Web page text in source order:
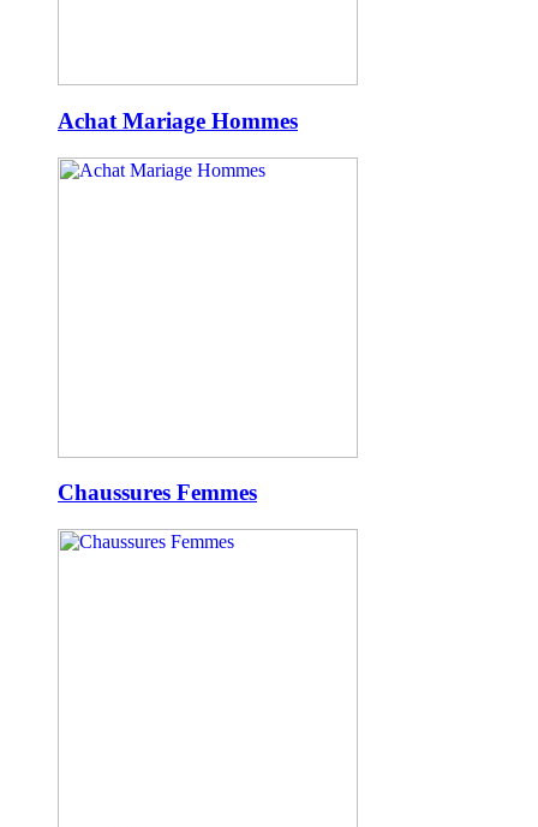
Achat Mariage Hommes
Chaussures Femmes